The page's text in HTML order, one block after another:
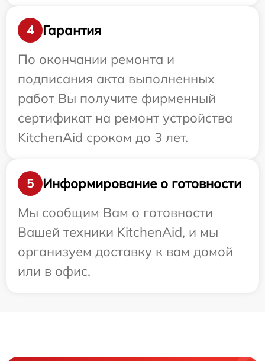
4
Гарантия
По окончании ремонта и
подписания акта выполненных
работ Вы получите фирменный
сертификат на ремонт устройства
KitchenAid сроком до 3 лет.
5
Информирование о готовности
Мы сообщим Вам о готовности
Вашей техники KitchenAid, и мы
организуем доставку к вам домой
или в офис.